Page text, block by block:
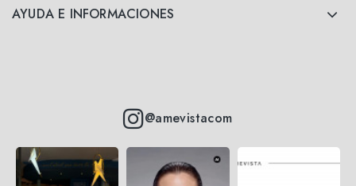
AYUDA E INFORMACIONES
@amevistacom